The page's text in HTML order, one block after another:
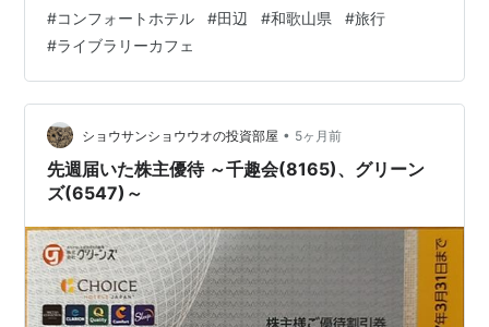
ですね♪ お部屋はシンプルで使いやすかったです 夫は隣
の部屋だったのですが、ここよりも少し狭くレイアウト
も違っていました 後で調べたら私の部屋が特別少し広か
ったようです(^_^.) ソファの左側に物を置くスペースがあ
るので細々したものが置けて良かったです 夫の部屋には
そのスペースがなか…
#コンフォートホテル #田辺 #和歌山県 #旅行
#ライブラリーカフェ
ショウサンショウウオの投資部屋 • 5ヶ月前
先週届いた株主優待 ～千趣会(8165)、グリーン
ズ(6547)～